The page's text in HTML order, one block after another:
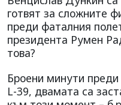
готвят за сложните
преди фаталния
президента Румен
това?
Броени минути
L-39, двамата са